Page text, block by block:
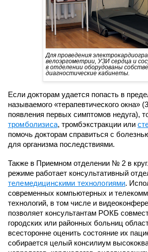
Для проведения
велоэргометрии, УЗИ сердца и
в отделении оборудованы
диагностические кабинеты.
Если докторам удается попасть в
называемого «терапевтического окна»
появления первых симптомов недуга),
тромболизиса, тромбэкстракции или
помочь докторам справиться с
для организма последствиями.
Также в Приемном отделении № 2 в
режиме работает консультативный
телемедицинскими технологиями.
современных компьютерных и
технологий, в том числе и
позволяет консультантам РОКБ
городских или районных больниц
всесторонне оценить состояние их
собирается целый консилиум